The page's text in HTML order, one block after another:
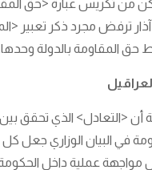
من تكريس عبارة <حق
بعدما كانت قوى 14 آذار ترفض مجرد ذكر
حق المقاومة بالدولة وحدها.
في البيان الوزاري جعل كل
عملية داخل الحكومة